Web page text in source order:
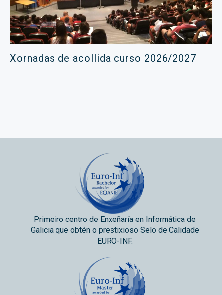
Xornadas de acollida curso 2026/2027
Primeiro centro de Enxeñaría en Informática de
Galicia que obtén o prestixioso Selo de Calidade
EURO-INF.